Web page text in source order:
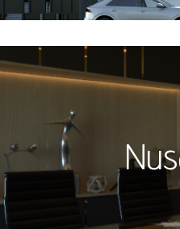
beberapa pekerjaan yang
Multi Dimensi lebih profesional
info